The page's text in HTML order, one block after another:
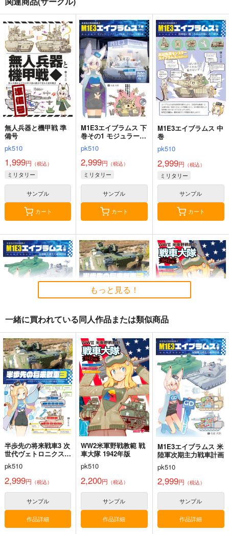
戦艦の砲台 ～海から
陸へ！レーザー測量で
蘇る巨大地下空間・壱
岐要塞の全貌
さざなみ壊変
1,320円（税込）
ミリタリー
赤城
加賀
サンプル
カート
世界の沿岸砲台・マル
タ編Vol.3
芬蘭堂
2,500円（税込）
ミリタリー ドイツ
サンプル
カート
大型航空母艦建造計
画 増補改訂版
烈風改
1,999円（税込）
ミリタリー
大鳳
信濃
サンプル
カート
艦船の本 III
T.N.T.SHOW
サンプル
カート
徹底詳解 九二式重装
甲車
国本戦車塾
1,320円（税込）
サンプル
カート
復刻 拳銃取扱要綱
辛子工房
ミリタリー
カート
艦船の本 II
T.N.T.SHOW
ミリタリー
紫電改343完結編2巻
須本壮一
円
オリジナル
菅野直
源田実
紫電改343完結編1巻
須本壮一
3,080 円
オリジナル
菅野直
源田実
無人兵器と機甲戦 準
備号
pk510
1,999円 （税込）
ミリタリー
サンプル
カート
M1E3エイブラムス 下
巻その1 モジュラーア
クティブ防護システム
と多層防護
pk510
2,999円 （税込）
ミリタリー
サンプル
カート
M1E3エイブラムス 中
巻
pk510
2,999円 （税込）
ミリタリー
サンプル
カート
M1E3エイブラムス 米
陸軍次期主力戦車計画
pk510
2,999円（税込）
ミリタリー
サンプル
カート
半歩先の将来戦車3 次
世代ヴェトロニクスの
設計様式“MOSA”
pk510
2,999円（税込）
ミリタリー
サンプル
カート
WW2米軍野戦教範 戦
車大隊 1942年版
pk510
2,200円 （税込）
ミリタリー
サンプル
カート
もっと見る！
一緒に買われている同人作品または類似商品
半歩先の将来戦車3 次
世代ヴェトロニクスの
設計様式“MOSA”
pk510
2,999円 （税込）
サンプル
作品詳細
WW2米軍野戦教範 戦
車大隊 1942年版
pk510
2,200円 （税込）
サンプル
作品詳細
M1E3エイブラムス 米
陸軍次期主力戦車計画
pk510
2,999円 （税込）
サンプル
作品詳細